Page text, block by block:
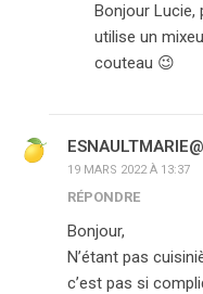
Bonjour
utilise un
couteau 😉
19 MARS 2022 À 13:37
RÉPONDRE
Bonjour,
N’étant pas
c’est pas si